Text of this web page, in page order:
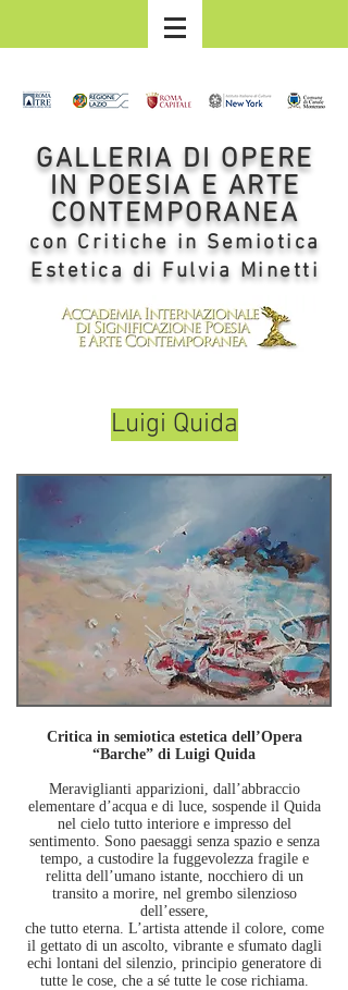
GALLERIA DI OPERE
IN POESIA E ARTE
CONTEMPORANEA
con Critiche in Semiotica
Estetica di Fulvia Minetti
Luigi Quida
Critica in semiotica estetica dell’Opera
“Barche” di Luigi Quida
Meraviglianti apparizioni, dall’abbraccio
elementare d’acqua e di luce, sospende il Quida
nel cielo tutto interiore e impresso del
sentimento. Sono paesaggi senza spazio e senza
tempo, a custodire la fuggevolezza fragile e
relitta dell’umano istante, nocchiero di un
transito a morire, nel grembo silenzioso
dell’essere,
che tutto eterna. L’artista attende il colore, come
il gettato di un ascolto, vibrante e sfumato dagli
echi lontani del silenzio, principio generatore di
tutte le cose, che a sé tutte le cose richiama.